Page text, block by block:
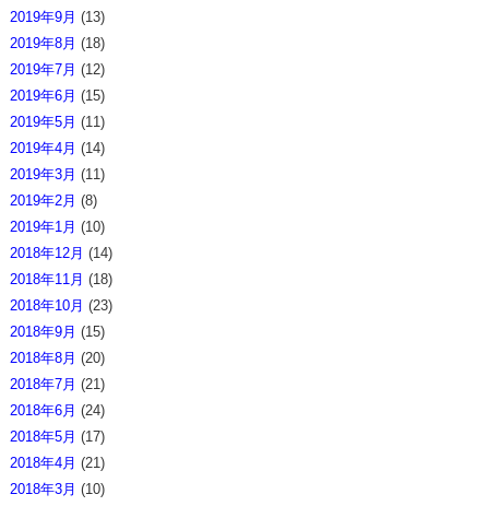
2019年9月 (13)
2019年8月 (18)
2019年7月 (12)
2019年6月 (15)
2019年5月 (11)
2019年4月 (14)
2019年3月 (11)
2019年2月 (8)
2019年1月 (10)
2018年12月 (14)
2018年11月 (18)
2018年10月 (23)
2018年9月 (15)
2018年8月 (20)
2018年7月 (21)
2018年6月 (24)
2018年5月 (17)
2018年4月 (21)
2018年3月 (10)